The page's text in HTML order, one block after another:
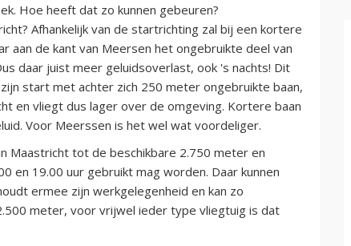
Hoe heeft dat zo kunnen gebeuren?
Afhankelijk van de startrichting zal bij een kortere
aan de kant van Meersen het ongebruikte deel van
daar juist meer geluidsoverlast, ook 's nachts! Dit
start met achter zich 250 meter ongebruikte baan,
en vliegt dus lager over de omgeving. Kortere baan
Voor Meerssen is het wel wat voordeliger.
Maastricht tot de beschikbare 2.750 meter en
en 19.00 uur gebruikt mag worden. Daar kunnen
ermee zijn werkgelegenheid en kan zo
meter, voor vrijwel ieder type vliegtuig is dat